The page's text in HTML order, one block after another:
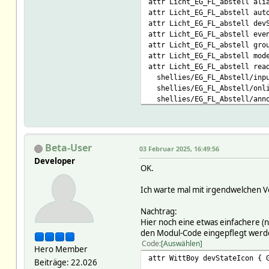
sub devStateIcon {
my $devname = shift //
return if !defined
my $col =
my $ret =
my $rval =
$col =
$ret .= ' ';
$ret .=
$ret .= ' °C<br>';
$ret .=
$col =
$ret .=
$ret .= ' ';
$rval =
if ($rval) {
attr Licht_EG_FL_abstell
attr Licht_EG_FL_abstell
attr Licht_EG_FL_abstell
attr Licht_EG_FL_abstell
attr Licht_EG_FL_abstell
attr Licht_EG_FL_abstell
shellies/EG_FL_Abstell/
shellies/EG_FL_Abstell/
shellies/EG_FL_Abstell/
attr Licht_EG_FL_abstell
on:noArg shellies/
x_mqttcom shellies/
attr Licht_EG_FL_abstell
attr Licht_EG_FL_abstell
attr Licht_EG_FL_abstell
# CID shelly1_770D79
# DEF shelly1_770D79
# FUUID 659bf303-f33f-
# FVERSION
Beta-User
Developer
Hero Member
Beiträge: 22.026
03 Februar 2025, 16:49:56
OK.
Ich warte mal mit irgendwelchen
Nachtrag:
Hier noch eine etwas einfachere
den Modul-Code eingepflegt
Code Auswählen
attr WittBoy devStateIcon {